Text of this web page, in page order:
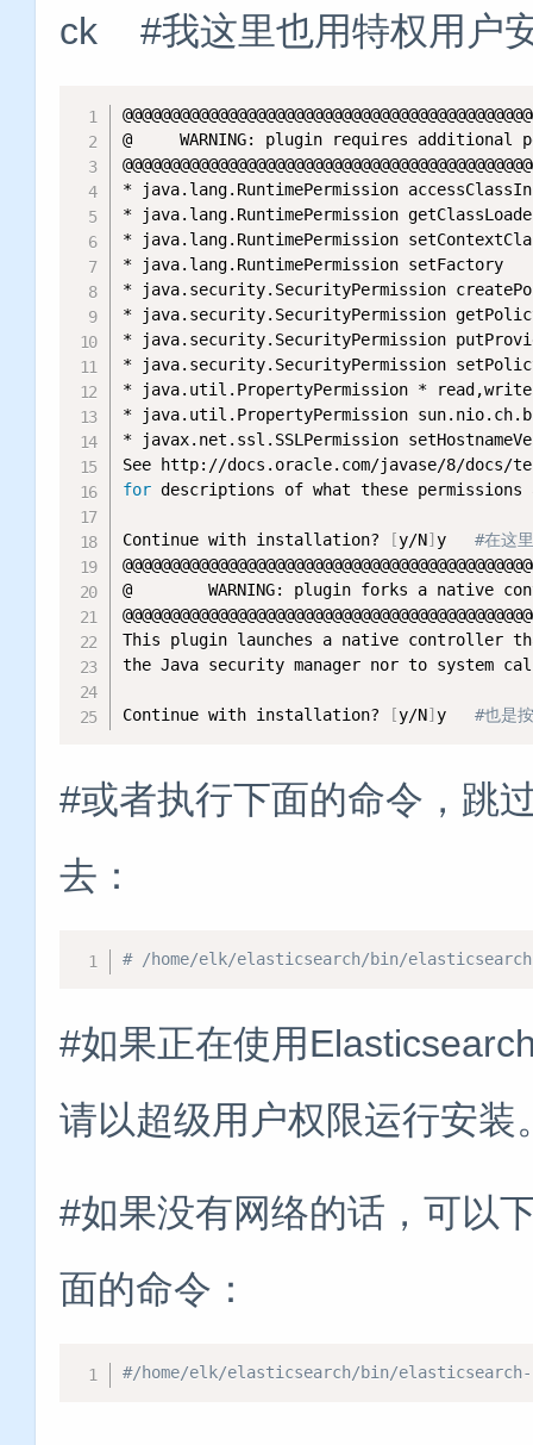
ck #我这里也用特权用户
@     WARNING: plugin requires additional
* java.lang.RuntimePermission
* java.lang.RuntimePermission
* java.lang.RuntimePermission
* java.lang.RuntimePermission setFactory
* java.security.SecurityPermission
* java.security.SecurityPermission
* java.security.SecurityPermission
* java.security.SecurityPermission
* java.util.PropertyPermission * read,write
* java.util.PropertyPermission
* javax.net.ssl.SSLPermission
for descriptions of what these
Continue with installation? [y/N]y #在这
@        WARNING: plugin forks a native
This plugin launches a native controller
the Java security manager nor to system
Continue with installation? [y/N]y #也是
#或者执行下面的命令，跳
去：
# /home/elk/elasticsearch/bin/
#如果正在使用
请以超级用户权限运行安装
#如果没有网络的话，可以
面的命令：
#/home/elk/elasticsearch/bin/